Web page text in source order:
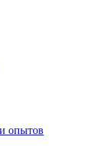
опытов